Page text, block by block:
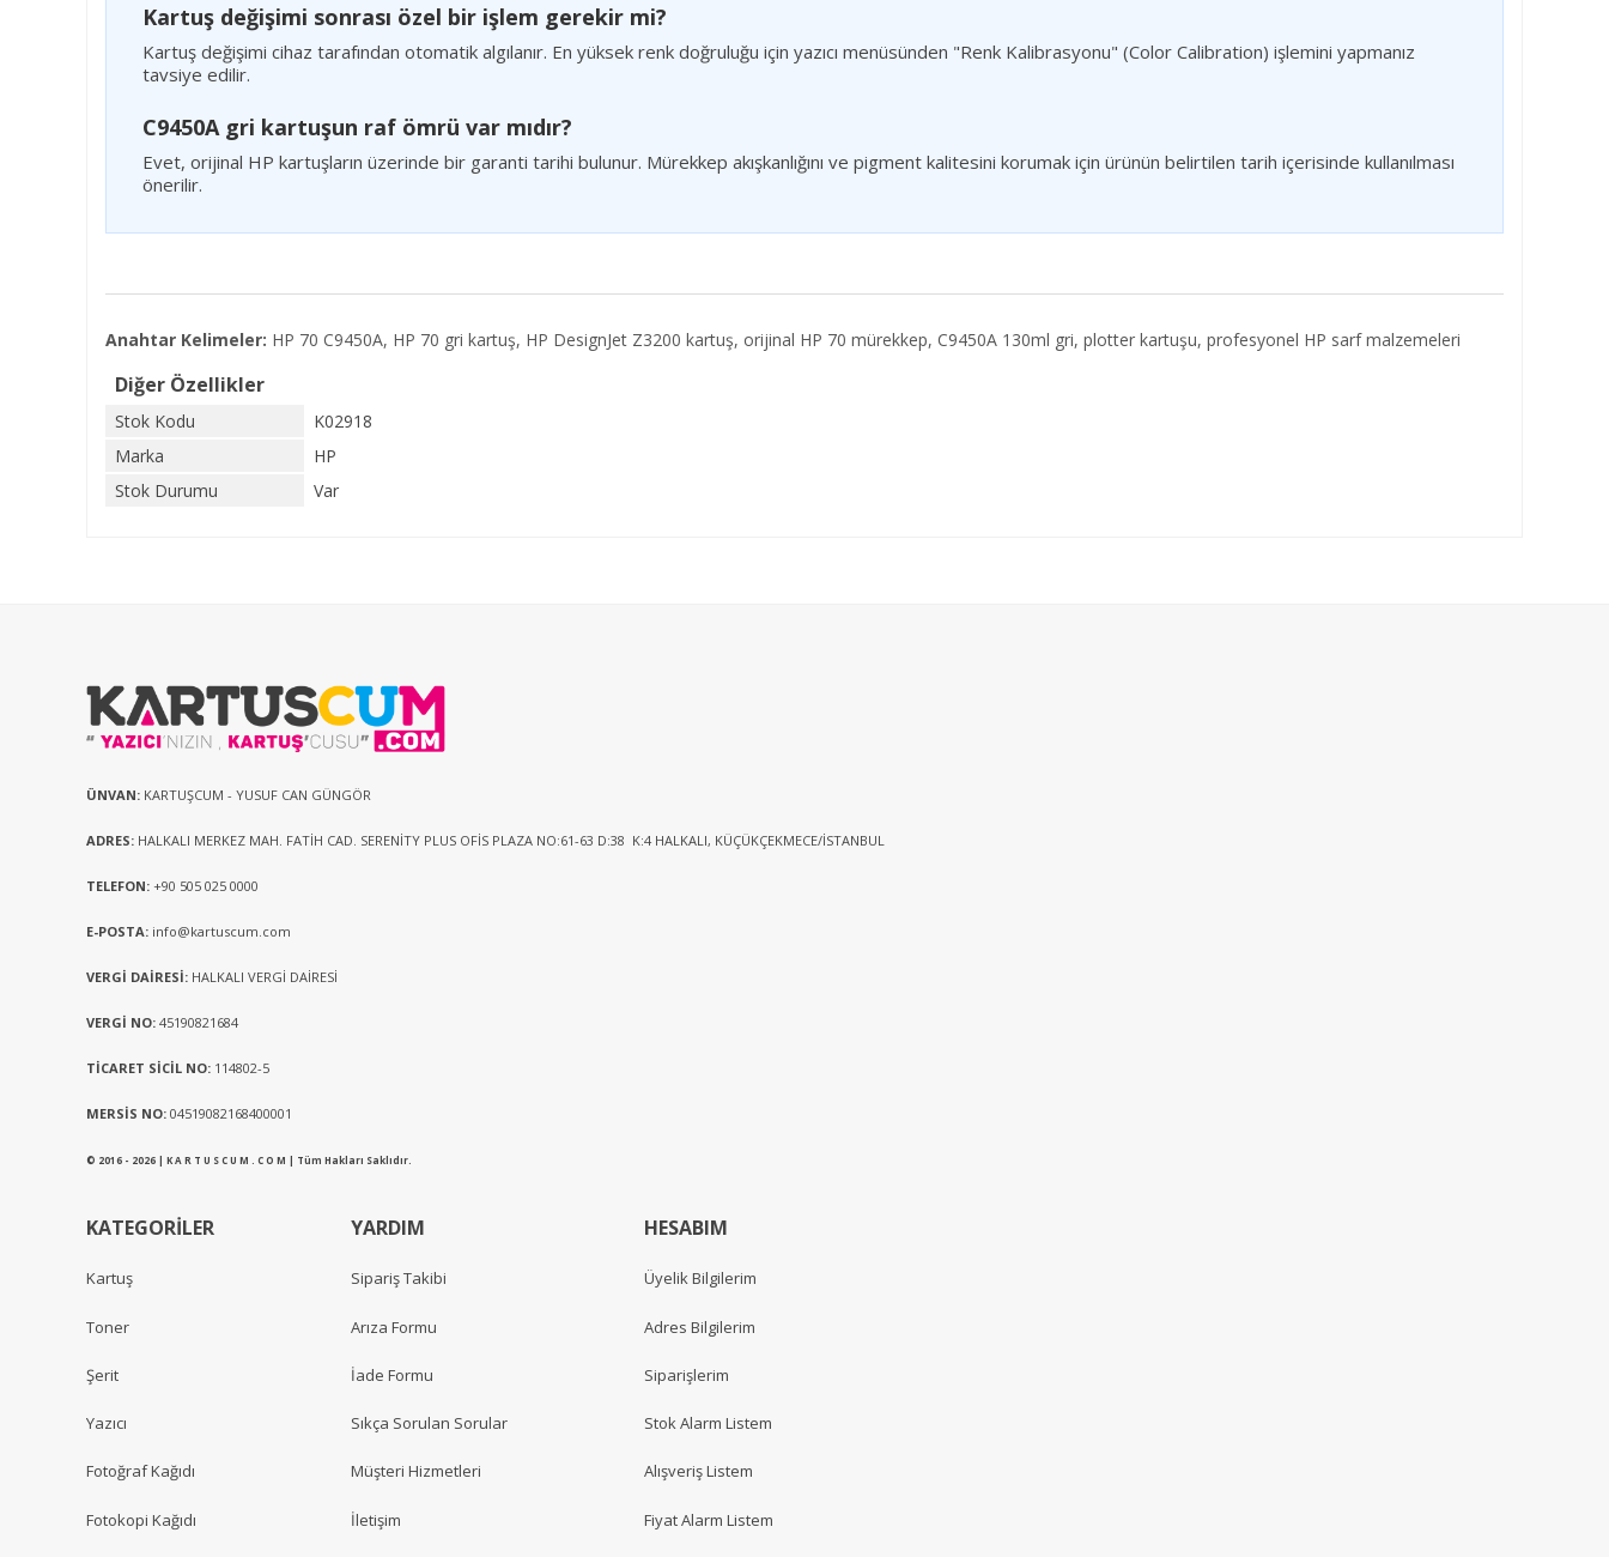
Kartuş değişimi sonrası özel bir işlem gerekir mi?
Kartuş değişimi cihaz tarafından otomatik algılanır. En yüksek renk doğruluğu için yazıcı menüsünden "Renk Kalibrasyonu" (Color Calibration) işlemini yapmanız
tavsiye edilir.
C9450A gri kartuşun raf ömrü var mıdır?
Evet, orijinal HP kartuşların üzerinde bir garanti tarihi bulunur. Mürekkep akışkanlığını ve pigment kalitesini korumak için ürünün belirtilen tarih içerisinde kullanılması
önerilir.
Anahtar Kelimeler: HP 70 C9450A, HP 70 gri kartuş, HP DesignJet Z3200 kartuş, orijinal HP 70 mürekkep, C9450A 130ml gri, plotter kartuşu, profesyonel HP sarf malzemeleri
Diğer Özellikler
Stok Kodu
K02918
Marka
HP
Stok Durumu
Var
ÜNVAN: KARTUŞCUM - YUSUF CAN GÜNGÖR
ADRES: HALKALI MERKEZ MAH. FATİH CAD. SERENİTY PLUS OFİS PLAZA NO:61-63 D:38 K:4 HALKALI, KÜÇÜKÇEKMECE/İSTANBUL
TELEFON: +90 505 025 0000
E-POSTA: info@kartuscum.com
VERGİ DAİRESİ: HALKALI VERGİ DAİRESİ
VERGİ NO: 45190821684
TİCARET SİCİL NO: 114802-5
MERSİS NO: 04519082168400001
© 2016 - 2026 | K A R T U S C U M . C O M | Tüm Hakları Saklıdır.
KATEGORİLER
Kartuş
Toner
Şerit
Yazıcı
Fotoğraf Kağıdı
Fotokopi Kağıdı
YARDIM
Sipariş Takibi
Arıza Formu
İade Formu
Sıkça Sorulan Sorular
Müşteri Hizmetleri
İletişim
HESABIM
Üyelik Bilgilerim
Adres Bilgilerim
Siparişlerim
Stok Alarm Listem
Alışveriş Listem
Fiyat Alarm Listem